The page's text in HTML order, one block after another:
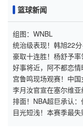
篮球新闻
组图：WNBL
统治级表现！韩旭22
连胜
豪取十连胜！杨舒予
榜出炉
好事将近，阿不都恋
梦绯闻
宫鲁鸣现场观赛！中国
崭露头角
李月汝官宣在塞尔维亚
排面！NBA超巨承认：
力量？
目光短浅！本赛季最